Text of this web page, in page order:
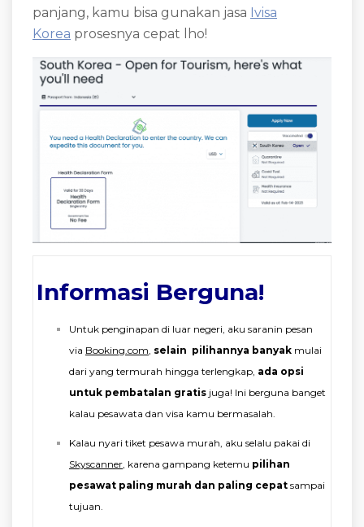
panjang, kamu bisa gunakan jasa Ivisa
Korea prosesnya cepat lho!
Informasi Berguna!
Untuk penginapan di luar negeri, aku saranin pesan
via Booking.com, selain pilihannya banyak mulai
dari yang termurah hingga terlengkap, ada opsi
untuk pembatalan gratis juga! Ini berguna banget
kalau pesawata dan visa kamu bermasalah.
Kalau nyari tiket pesawa murah, aku selalu pakai di
Skyscanner, karena gampang ketemu pilihan
pesawat paling murah dan paling cepat sampai
tujuan.